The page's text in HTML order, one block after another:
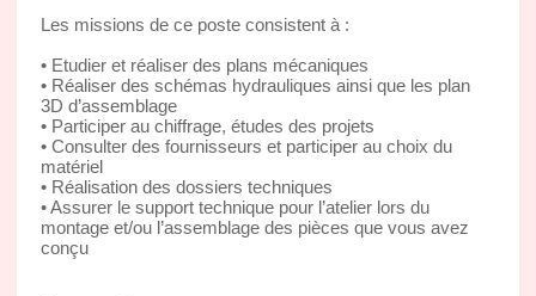
Les missions de ce poste consistent à :
• Etudier et réaliser des plans mécaniques
• Réaliser des schémas hydrauliques ainsi que les plan
3D d’assemblage
• Participer au chiffrage, études des projets
• Consulter des fournisseurs et participer au choix du
matériel
• Réalisation des dossiers techniques
• Assurer le support technique pour l’atelier lors du
montage et/ou l’assemblage des pièces que vous avez
conçu